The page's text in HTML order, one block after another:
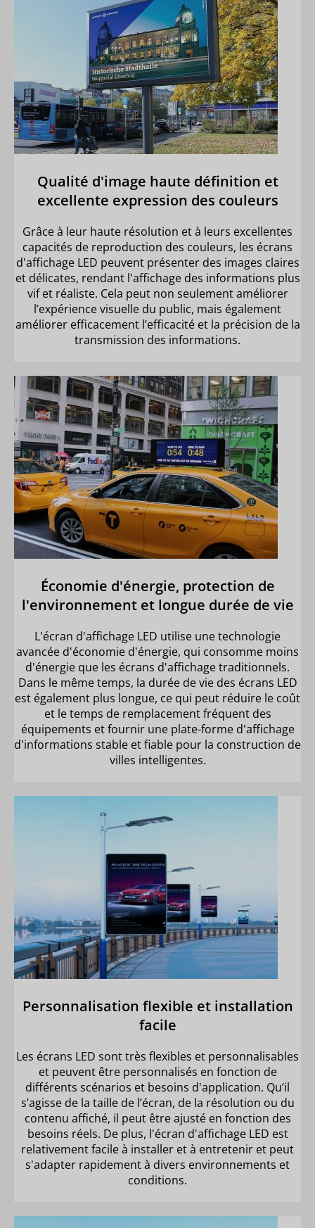
Qualité d'image haute définition et
excellente expression des couleurs
Grâce à leur haute résolution et à leurs excellentes
capacités de reproduction des couleurs, les écrans
d'affichage LED peuvent présenter des images claires
et délicates, rendant l'affichage des informations plus
vif et réaliste. Cela peut non seulement améliorer
l’expérience visuelle du public, mais également
améliorer efficacement l’efficacité et la précision de la
transmission des informations.
Économie d'énergie, protection de
l'environnement et longue durée de vie
L'écran d'affichage LED utilise une technologie
avancée d'économie d'énergie, qui consomme moins
d'énergie que les écrans d'affichage traditionnels.
Dans le même temps, la durée de vie des écrans LED
est également plus longue, ce qui peut réduire le coût
et le temps de remplacement fréquent des
équipements et fournir une plate-forme d'affichage
d'informations stable et fiable pour la construction de
villes intelligentes.
Personnalisation flexible et installation
facile
Les écrans LED sont très flexibles et personnalisables
et peuvent être personnalisés en fonction de
différents scénarios et besoins d'application. Qu’il
s’agisse de la taille de l’écran, de la résolution ou du
contenu affiché, il peut être ajusté en fonction des
besoins réels. De plus, l'écran d'affichage LED est
relativement facile à installer et à entretenir et peut
s'adapter rapidement à divers environnements et
conditions.